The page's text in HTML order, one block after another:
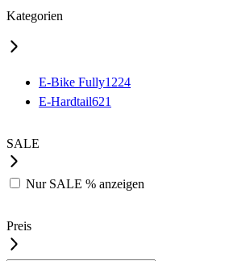
Kategorien
E-Bike Fully1224
E-Hardtail621
SALE
Nur SALE % anzeigen
Preis